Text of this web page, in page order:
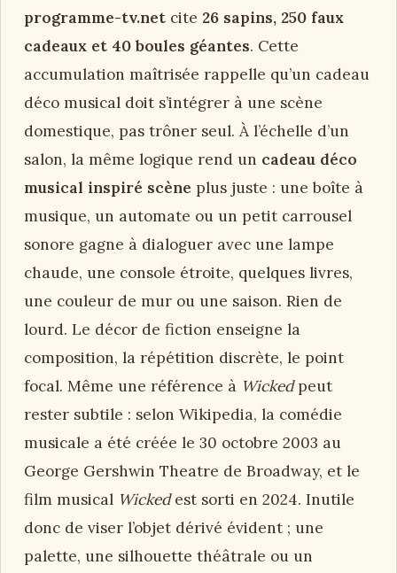
programme-tv.net cite 26 sapins, 250 faux
cadeaux et 40 boules géantes. Cette
accumulation maîtrisée rappelle qu’un cadeau
déco musical doit s’intégrer à une scène
domestique, pas trôner seul. À l’échelle d’un
salon, la même logique rend un cadeau déco
musical inspiré scène plus juste : une boîte à
musique, un automate ou un petit carrousel
sonore gagne à dialoguer avec une lampe
chaude, une console étroite, quelques livres,
une couleur de mur ou une saison. Rien de
lourd. Le décor de fiction enseigne la
composition, la répétition discrète, le point
focal. Même une référence à Wickedpeut
rester subtile : selon Wikipedia, la comédie
musicale a été créée le 30 octobre 2003 au
George Gershwin Theatre de Broadway, et le
film musical Wickedest sorti en 2024. Inutile
donc de viser l’objet dérivé évident ; une
palette, une silhouette théâtrale ou un